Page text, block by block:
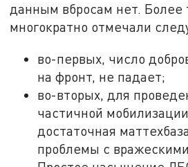
данным вбросам нет. Более
многократно отмечали
во-первых, число
на фронт, не падает;
во-вторых, для
частичной
достаточная
проблемы с